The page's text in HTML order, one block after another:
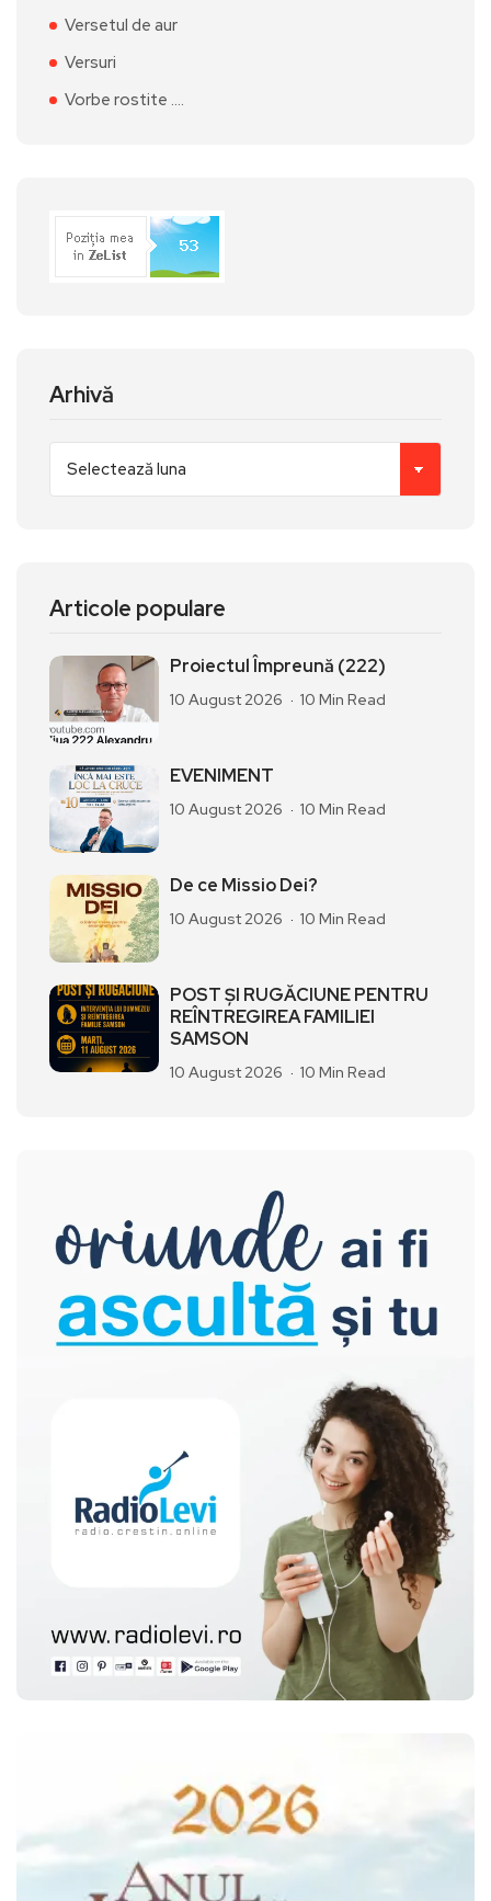
Versetul de aur
Versuri
Vorbe rostite ….
Arhivă
Articole populare
Proiectul Împreună (222)
10 August 2026 10 Min Read
EVENIMENT
10 August 2026 10 Min Read
De ce Missio Dei?
10 August 2026 10 Min Read
POST ȘI RUGĂCIUNE PENTRU
REÎNTREGIREA FAMILIEI
SAMSON
10 August 2026 10 Min Read